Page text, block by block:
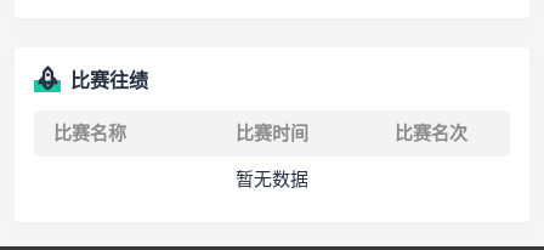
比赛往绩
比赛名称 比赛时间
比赛名次
暂无数据